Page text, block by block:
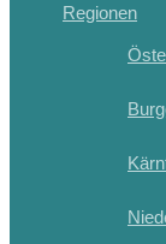
Regionen